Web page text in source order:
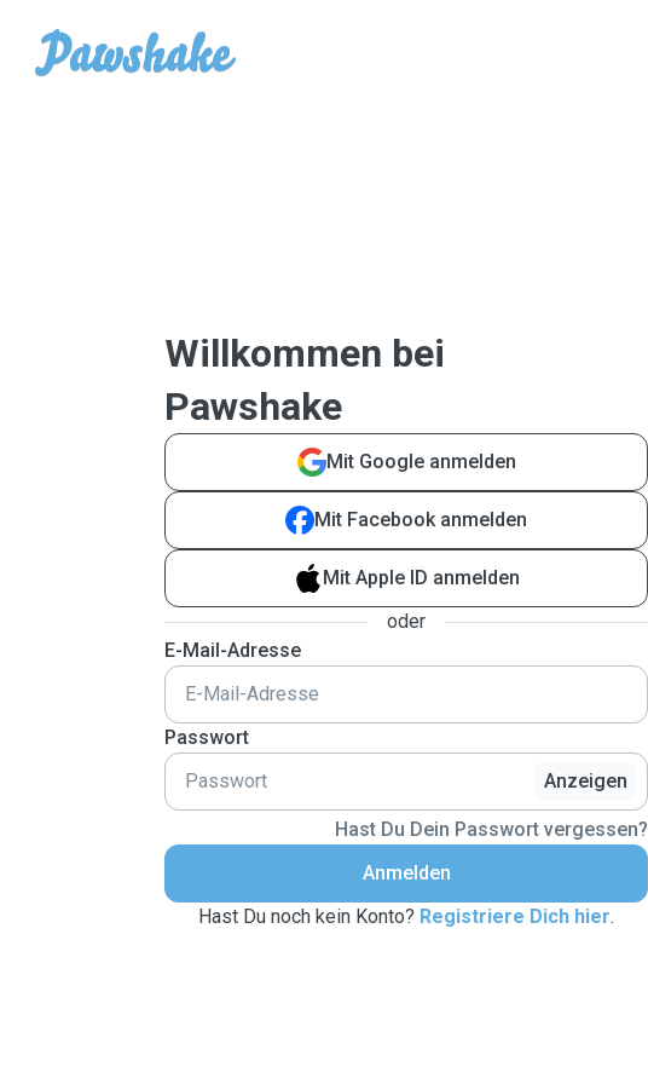
Willkommen bei
Pawshake
Mit Google anmelden
Mit Facebook anmelden
Mit Apple ID anmelden
oder
E-Mail-Adresse
Passwort
Anzeigen
Hast Du Dein Passwort vergessen?
Anmelden
Hast Du noch kein Konto? Registriere Dich hier.